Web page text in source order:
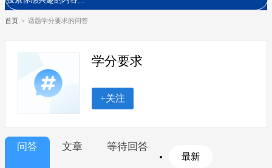
首页 > 话题学分要求的问答
学分要求
+关注
问答 文章 等待回答
最新